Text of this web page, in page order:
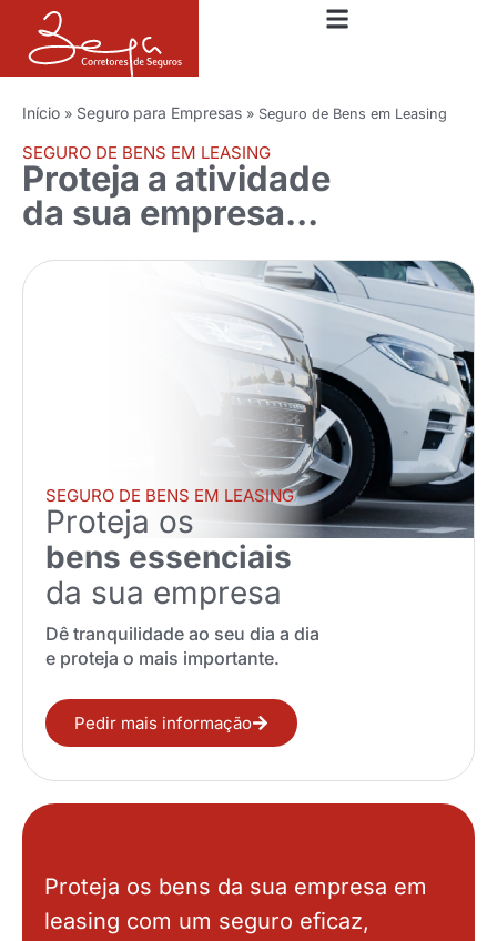
Início » Seguro para Empresas » Seguro de Bens em Leasing
SEGURO DE BENS EM LEASING
Proteja a atividade
da sua empresa...
SEGURO DE BENS EM LEASING
Proteja os
bens essenciais
da sua empresa
Dê tranquilidade ao seu dia a dia
e proteja o mais importante.
Pedir mais informação
Proteja os bens da sua empresa em
leasing com um seguro eficaz,